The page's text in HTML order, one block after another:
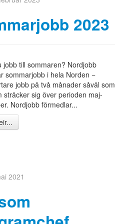
2023
jobb till sommaren? Nordjobb
sommarjobb i hela Norden −
jobb på två månader såväl som
sträcker sig över perioden maj-
Nordjobb förmedlar...
2021